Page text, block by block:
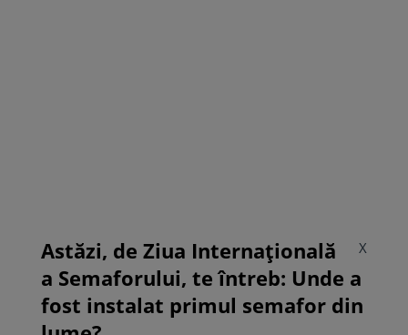
X
Astăzi, de Ziua Internațională
a Semaforului, te întreb: Unde a
fost instalat primul semafor din